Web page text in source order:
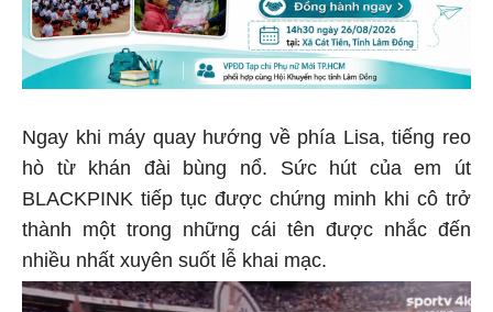
Ngay khi máy quay hướng về phía Lisa, tiếng reo
hò từ khán đài bùng nổ. Sức hút của em út
BLACKPINK tiếp tục được chứng minh khi cô trở
thành một trong những cái tên được nhắc đến
nhiều nhất xuyên suốt lễ khai mạc.